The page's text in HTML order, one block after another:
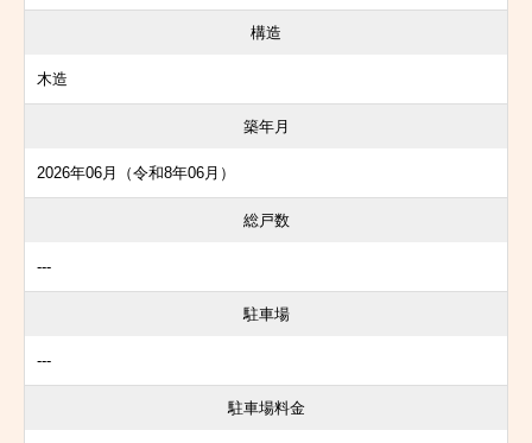
構造
木造
築年月
2026年06月（令和8年06月）
総戸数
---
駐車場
---
駐車場料金